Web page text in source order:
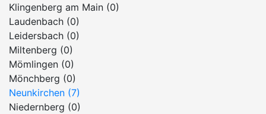
Klingenberg am Main (0)
Laudenbach (0)
Leidersbach (0)
Miltenberg (0)
Mömlingen (0)
Mönchberg (0)
Neunkirchen (7)
Niedernberg (0)